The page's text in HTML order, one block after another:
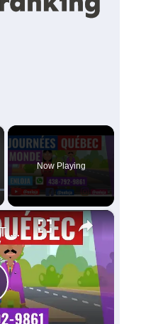
Now Playing
×
🔵RECRUTEMENT AU CANADA 🇨🇦 GRACE AUX JOURNÉES QUÉBEC MONDE AVRIL 2021.